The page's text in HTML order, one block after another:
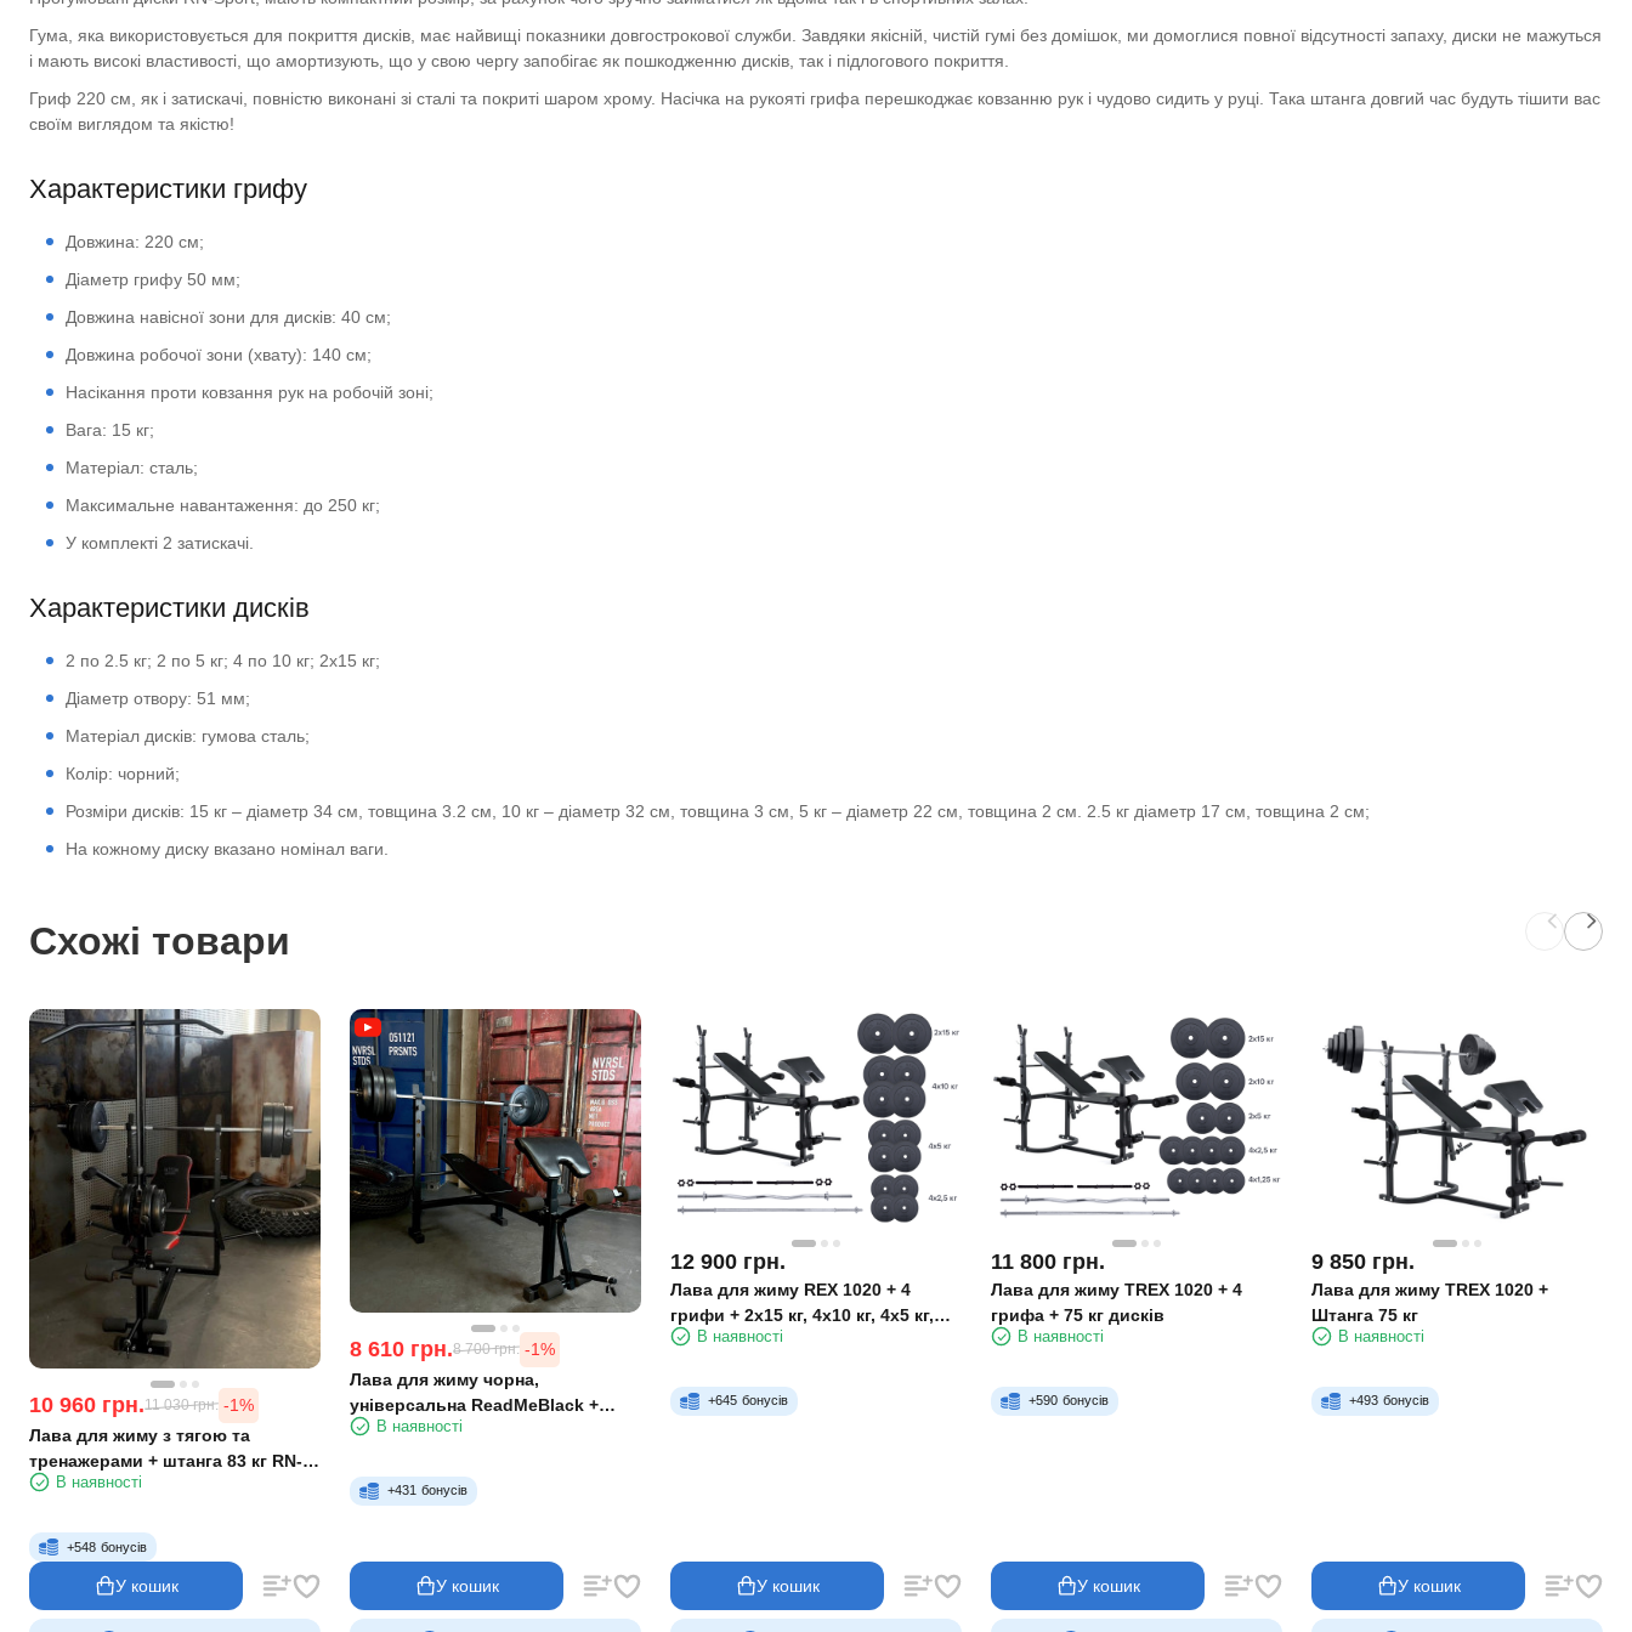
Гума, яка використовується для покриття дисків, має найвищі показники довгострокової служби. Завдяки якісній, чистій гумі без домішок, ми домоглися повної відсутності запаху, диски не мажуться
і мають високі властивості, що амортизують, що у свою чергу запобігає як пошкодженню дисків, так і підлогового покриття.
Гриф 220 см, як і затискачі, повністю виконані зі сталі та покриті шаром хрому. Насічка на рукояті грифа перешкоджає ковзанню рук і чудово сидить у руці. Така штанга довгий час будуть тішити вас
своїм виглядом та якістю!
Характеристики грифу
Довжина: 220 см;
Діаметр грифу 50 мм;
Довжина навісної зони для дисків: 40 см;
Довжина робочої зони (хвату): 140 см;
Насікання проти ковзання рук на робочій зоні;
Вага: 15 кг;
Матеріал: сталь;
Максимальне навантаження: до 250 кг;
У комплекті 2 затискачі.
Характеристики дисків
2 по 2.5 кг; 2 по 5 кг; 4 по 10 кг; 2х15 кг;
Діаметр отвору: 51 мм;
Матеріал дисків: гумова сталь;
Колір: чорний;
Розміри дисків: 15 кг – діаметр 34 см, товщина 3.2 см, 10 кг – діаметр 32 см, товщина 3 см, 5 кг – діаметр 22 см, товщина 2 см. 2.5 кг діаметр 17 см, товщина 2 см;
На кожному диску вказано номінал ваги.
Схожі товари
10 960 грн.11 030 грн. -1%
Лава для жиму з тягою та
тренажерами + штанга 83 кг RN-
SportВ наявності
+548 бонусів
У кошик
8 610 грн.8 700 грн. -1%
Лава для жиму чорна,
універсальна ReadMeBlack +
штанга 75 кг
В наявності
+431 бонусів
У кошик
12 900 грн.
Лава для жиму REX 1020 + 4
грифи + 2х15 кг, 4x10 кг, 4x5 кг,
4x2,5 кг
В наявності
+645 бонусів
У кошик
11 800 грн.
Лава для жиму TREX 1020 + 4
грифа + 75 кг дисків
В наявності
+590 бонусів
У кошик
9 850 грн.
Лава для жиму TREX 1020 +
Штанга 75 кг
В наявності
+493 бонусів
У кошик